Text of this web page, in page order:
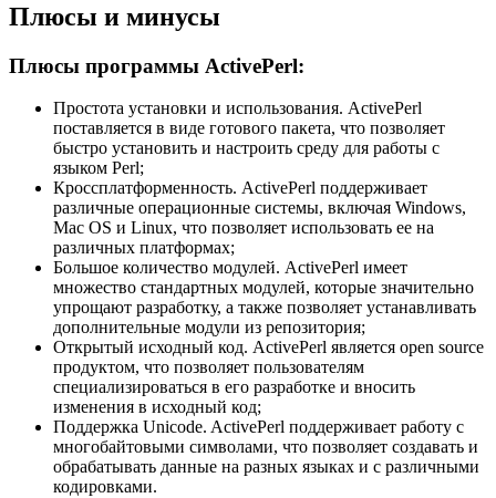
Плюсы и минусы
Плюсы программы ActivePerl:
Простота установки и использования. ActivePerl
поставляется в виде готового пакета, что позволяет
быстро установить и настроить среду для работы с
языком Perl;
Кроссплатформенность. ActivePerl поддерживает
различные операционные системы, включая Windows,
Mac OS и Linux, что позволяет использовать ее на
различных платформах;
Большое количество модулей. ActivePerl имеет
множество стандартных модулей, которые значительно
упрощают разработку, а также позволяет устанавливать
дополнительные модули из репозитория;
Открытый исходный код. ActivePerl является open source
продуктом, что позволяет пользователям
специализироваться в его разработке и вносить
изменения в исходный код;
Поддержка Unicode. ActivePerl поддерживает работу с
многобайтовыми символами, что позволяет создавать и
обрабатывать данные на разных языках и с различными
кодировками.